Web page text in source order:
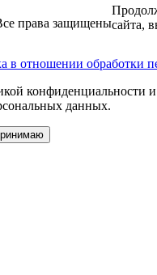
права защищены
в отношении обработки
сайта,
конфиденциальности
данных.